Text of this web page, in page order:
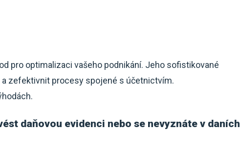
pro optimalizaci vašeho podnikání. Jeho sofistikované
zefektivnit procesy spojené s účetnictvím.
daňovou evidenci nebo se nevyznáte v daních